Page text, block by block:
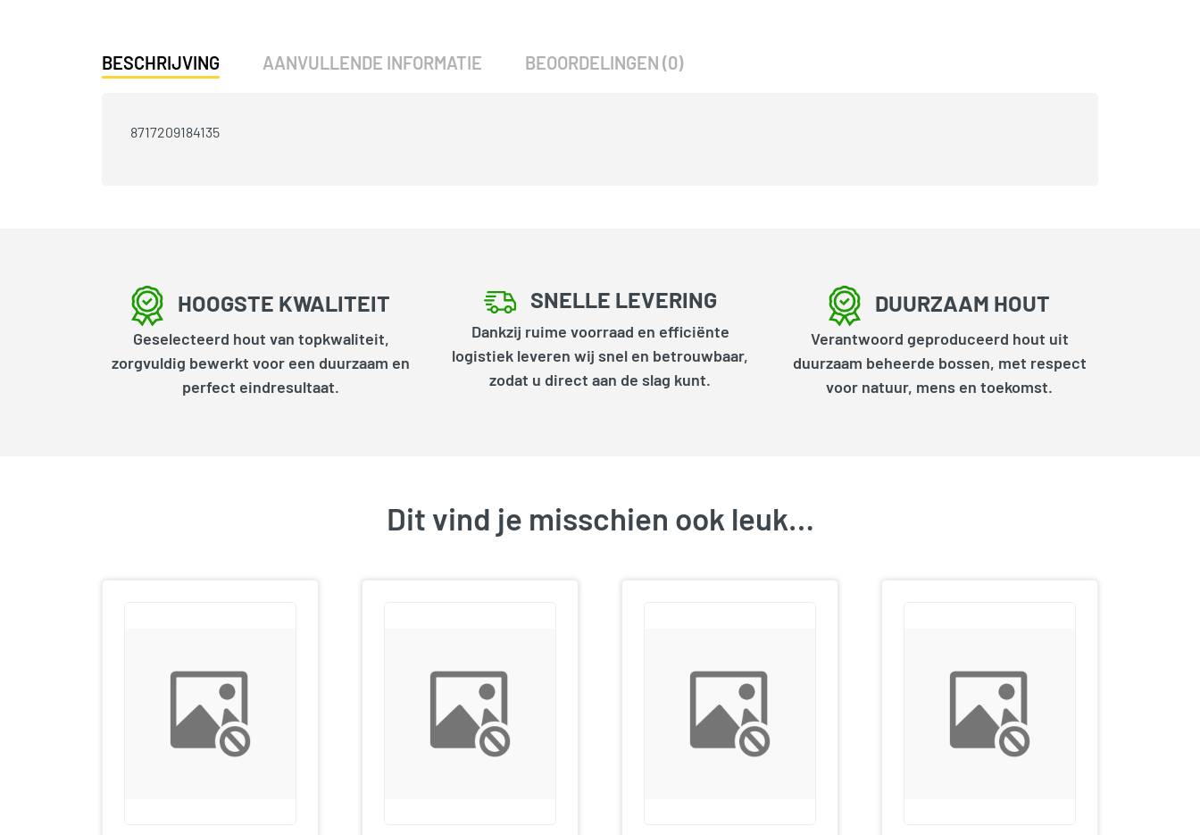
BESCHRIJVING AANVULLENDE INFORMATIE BEOORDELINGEN (0)
8717209184135
HOOGSTE KWALITEIT
Geselecteerd hout van topkwaliteit,
zorgvuldig bewerkt voor een duurzaam en
perfect eindresultaat.
SNELLE LEVERING
Dankzij ruime voorraad en efficiënte
logistiek leveren wij snel en betrouwbaar,
zodat u direct aan de slag kunt.
DUURZAAM HOUT
Verantwoord geproduceerd hout uit
duurzaam beheerde bossen, met respect
voor natuur, mens en toekomst.
Dit vind je misschien ook leuk…